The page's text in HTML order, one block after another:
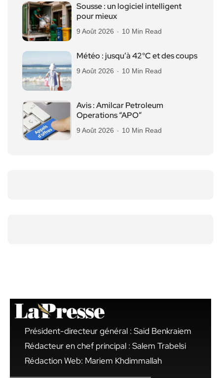
Sousse : un logiciel intelligent
pour mieux
9 Août 2026 10 Min Read
Météo : jusqu’à 42°C et des coups
9 Août 2026 10 Min Read
Avis : Amilcar Petroleum
Operations “APO”
9 Août 2026 10 Min Read
Président-directeur général : Said Benkraiem
Rédacteur en chef principal : Salem Trabelsi
Rédaction Web: Mariem Khdimmallah